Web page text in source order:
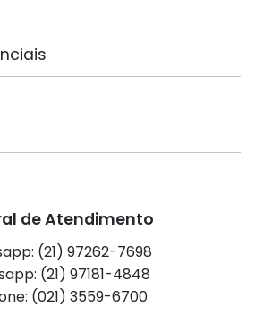
de Atendimento
(21) 97262-7698
(21) 97181-4848
(021) 3559-6700